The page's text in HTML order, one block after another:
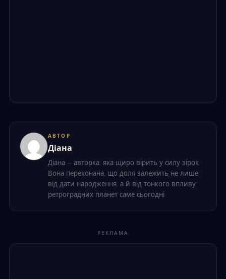
АВТОР
Діана
Діана — авторка, яка щиро вірить у силу зірок.
Вона переконана, що доля залежить не лише
від дати народження, а й від тонкого впливу
ретроградних планет саме сьогодні.
РЕКЛАМА